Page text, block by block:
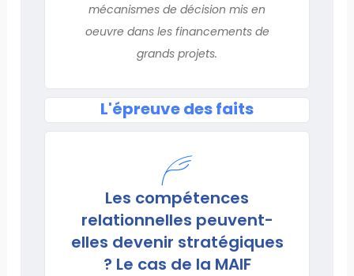
mécanismes de décision mis en
oeuvre dans les financements de
grands projets.
L'épreuve des faits
Les compétences
relationnelles peuvent-
elles devenir stratégiques
? Le cas de la MAIF